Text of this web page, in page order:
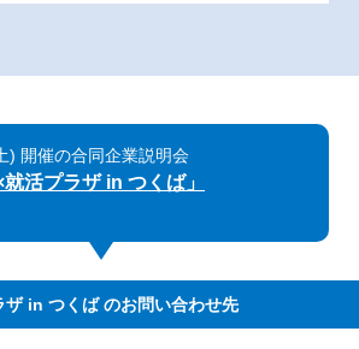
) 開催の合同企業説明会
就活プラザ in つくば」
ザ in つくばのお問い合わせ先